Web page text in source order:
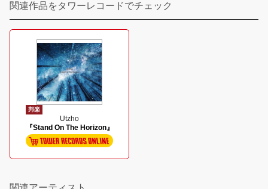
関連作品をタワーレコードでチェック
邦楽
Utzho
『Stand On The Horizon』